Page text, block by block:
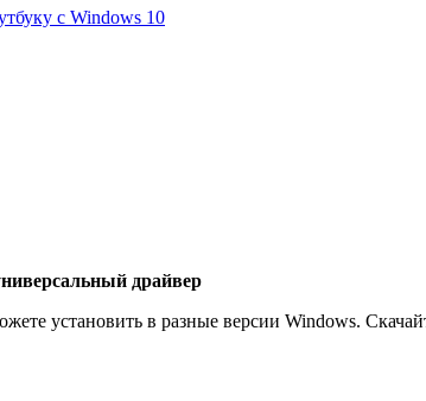
с Windows 10
драйвер
установить в разные версии Windows.